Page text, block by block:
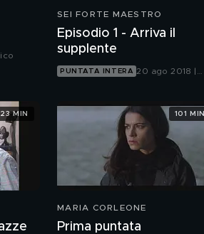
SEI FORTE MAESTRO
Episodio 1 - Arriva il
supplente
PUNTATA INTERA 20 ago 2018 |
23 MIN
MARIA CORLEONE
Prima puntata
101 MIN